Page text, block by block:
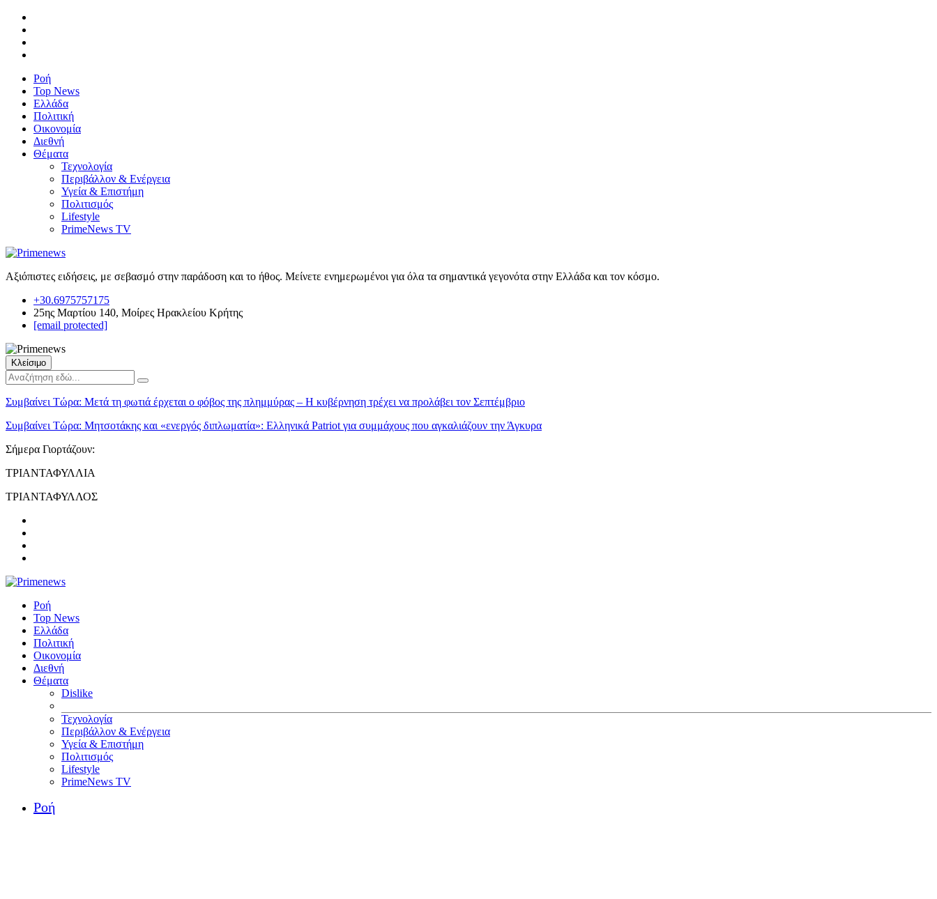
Ροή
Top News
Ελλάδα
Πολιτική
Οικονομία
Διεθνή
Θέματα
Τεχνολογία
Περιβάλλον & Ενέργεια
Υγεία & Επιστήμη
Πολιτισμός
Lifestyle
PrimeNews TV
Αξιόπιστες ειδήσεις, με σεβασμό στην παράδοση και το ήθος. Μείνετε ενημερωμένοι για όλα τα σημαντικά γεγονότα στην Ελλάδα και τον κόσμο.
+30.6975757175
25ης Μαρτίου 140, Μοίρες Ηρακλείου Κρήτης
[email protected]
Κλείσιμο
Συμβαίνει Τώρα: Μετά τη φωτιά έρχεται ο φόβος της πλημμύρας – Η κυβέρνηση τρέχει να προλάβει τον Σεπτέμβριο
Συμβαίνει Τώρα: Μητσοτάκης και «ενεργός διπλωματία»: Ελληνικά Patriot για συμμάχους που αγκαλιάζουν την Άγκυρα
Σήμερα Γιορτάζουν:
ΤΡΙΑΝΤΑΦΥΛΛΙΑ
ΤΡΙΑΝΤΑΦΥΛΛΟΣ
Ροή
Top News
Ελλάδα
Πολιτική
Οικονομία
Διεθνή
Θέματα
Dislike
Τεχνολογία
Περιβάλλον & Ενέργεια
Υγεία & Επιστήμη
Πολιτισμός
Lifestyle
PrimeNews TV
Ροή